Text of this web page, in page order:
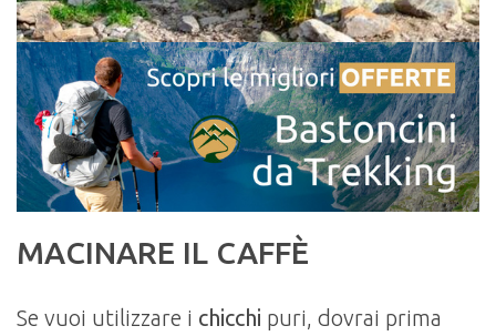
MACINARE IL CAFFÈ
Se vuoi utilizzare i chicchi puri, dovrai prima